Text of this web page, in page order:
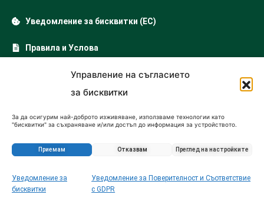
Управление на съгласието
за бисквитки
За да осигурим най-доброто изживяване, използваме технологии като
"бисквитки" за съхраняване и/или достъп до информация за устройството.
Несъгласието или оттеглянето на съгласието може да се отрази
неблагоприятно на определени функции и характеристики.
Приемам Отказвам Преглед на настройките
Уведомление за
бисквитки
Уведомление за Поверителност и Съответствие
с GDPR
Уведомление за бисквитки (ЕС)
Правила и Услова
Имоти България
продажба на имоти
продажба на апартаменти
къщи за продажба
купувам парцел
офис за продажба
продажба магазин
Запитване за този имот